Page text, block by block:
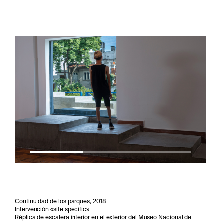
Continuidad de los parques, 2018
Intervención «site specific»
Réplica de escalera interior en el exterior del Museo Nacional de